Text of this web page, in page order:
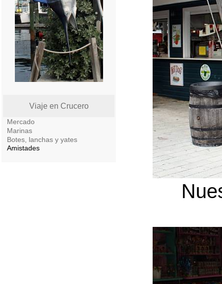
Viaje en Crucero
Mercado
Marinas
Botes, lanchas y yates
Amistades